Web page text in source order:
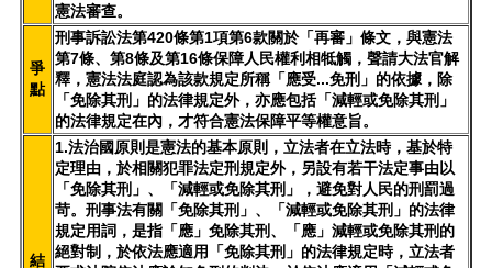
憲法審查。
爭
點
刑事訴訟法第420條第1項第6款關於「再審」條文，與憲法
第7條、第8條及第16條保障人民權利相牴觸，聲請大法官解
釋，憲法法庭認為該款規定所稱「應受...免刑」的依據，除
「免除其刑」的法律規定外，亦應包括「減輕或免除其刑」
的法律規定在內，才符合憲法保障平等權意旨。
結
1.法治國原則是憲法的基本原則，立法者在立法時，基於特
定理由，於相關犯罪法定刑規定外，另設有若干法定事由以
「免除其刑」、「減輕或免除其刑」，避免對人民的刑罰過
苛。刑事法有關「免除其刑」、「減輕或免除其刑」的法律
規定用詞，是指「應」免除其刑、「應」減輕或免除其刑的
絕對制，於依法應適用「免除其刑」的法律規定時，立法者